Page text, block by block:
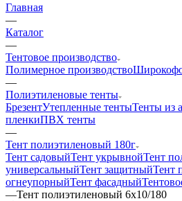
Главная
—
Каталог
—
Тентовое производство
Полимерное производство
—
Полиэтиленовые тенты
БрезентУтепленные тентыТенты из
пленкиПВХ тенты
—
Тент полиэтиленовый 180г
Тент садовыйТент укрывнойТент
универсальныйТент защитныйТент
огнеупорныйТент фасадный
—Тент полиэтиленовый 6х10/180